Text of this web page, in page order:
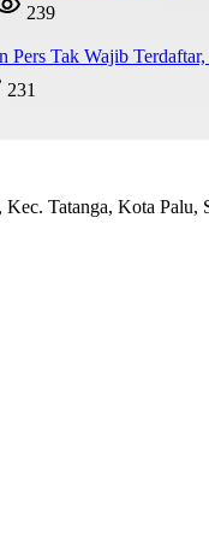
239
Pers Tak Wajib
231
Tatanga, Kota Palu,